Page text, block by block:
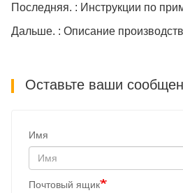
Последняя. : Инструкции по
Дальше. : Описание
Оставьте ваши
Имя
Почтовый ящик